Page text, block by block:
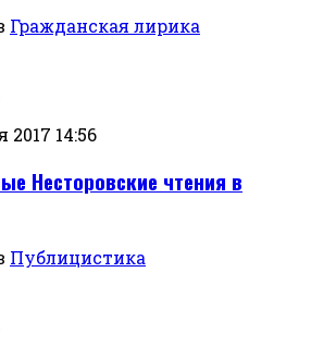
Гражданская лирика
2017 14:56
Несторовские чтения в
Публицистика